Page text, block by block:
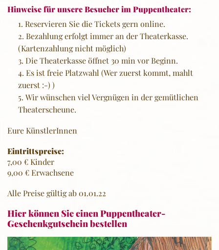
Hinweise für unsere Besucher im Puppentheater:
Reservieren Sie die Tickets gern online.
Bezahlung erfolgt immer an der Theaterkasse.
(Kartenzahlung nicht möglich)
Die Theaterkasse öffnet 30 min vor Beginn.
Es ist freie Platzwahl (Wer zuerst kommt, mahlt
zuerst :-) )
Wir wünschen viel Vergnügen in der gemütlichen
Theaterscheune.
Eure KünstlerInnen
Eintrittspreise:
7,00 € Kinder
9,00 € Erwachsene
Alle Preise gültig ab 01.01.22
Hier können Sie einen Puppentheater-
Geschenkgutschein bestellen